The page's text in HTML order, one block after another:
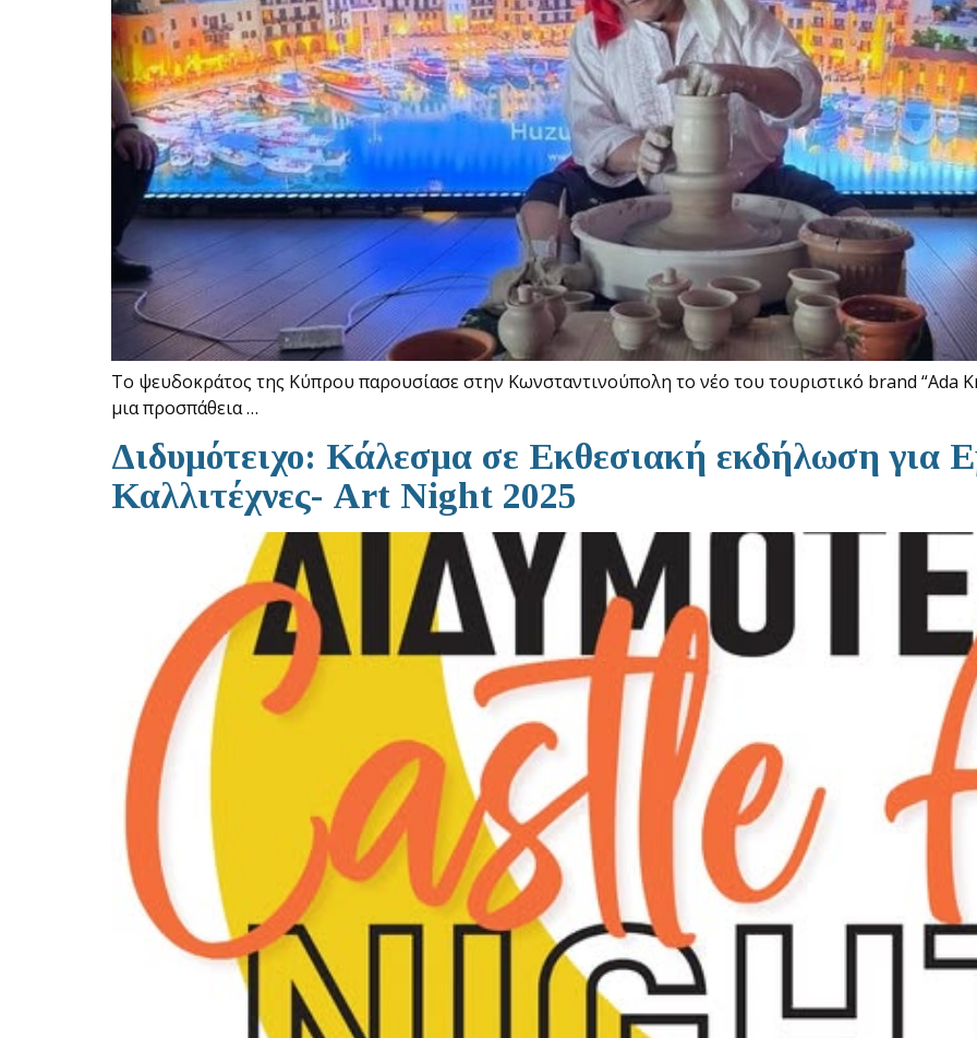
Το ψευδοκράτος της Κύπρου παρουσίασε στην Κωνσταντινούπολη το νέο του τουριστικό brand “Ada
μια προσπάθεια …
Διδυμότειχο: Κάλεσμα σε Εκθεσιακή εκδήλωση για
Καλλιτέχνες- Art Night 2025